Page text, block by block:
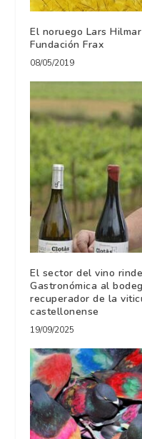
El noruego Lars
Fundación Frax
08/05/2019
El sector del vino
Gastronómica al
recuperador de la
castellonense
19/09/2025